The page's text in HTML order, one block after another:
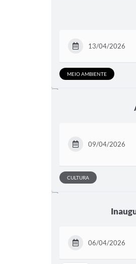
13/04/2026
MEIO AMBIENTE
09/04/2026
CULTURA
06/04/2026